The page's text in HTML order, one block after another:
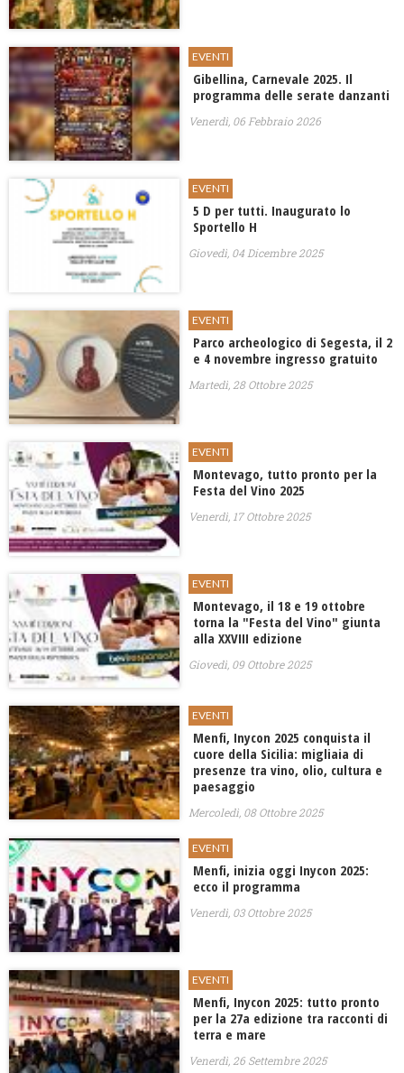
EVENTI
Gibellina, Carnevale 2025. Il
programma delle serate danzanti
Venerdì, 06 Febbraio 2026
EVENTI
5 D per tutti. Inaugurato lo
Sportello H
Giovedì, 04 Dicembre 2025
EVENTI
Parco archeologico di Segesta, il 2
e 4 novembre ingresso gratuito
Martedì, 28 Ottobre 2025
EVENTI
​Montevago, tutto pronto per la
Festa del Vino 2025
Venerdì, 17 Ottobre 2025
EVENTI
Montevago, il 18 e 19 ottobre
torna la "Festa del Vino" giunta
alla XXVIII edizione
Giovedì, 09 Ottobre 2025
EVENTI
​Menfi, Inycon 2025 conquista il
cuore della Sicilia: migliaia di
presenze tra vino, olio, cultura e
paesaggio
Mercoledì, 08 Ottobre 2025
EVENTI
Menfi, inizia oggi Inycon 2025:
ecco il programma
Venerdì, 03 Ottobre 2025
EVENTI
Menfi, ​Inycon 2025: tutto pronto
per la 27a edizione tra racconti di
terra e mare
Venerdì, 26 Settembre 2025